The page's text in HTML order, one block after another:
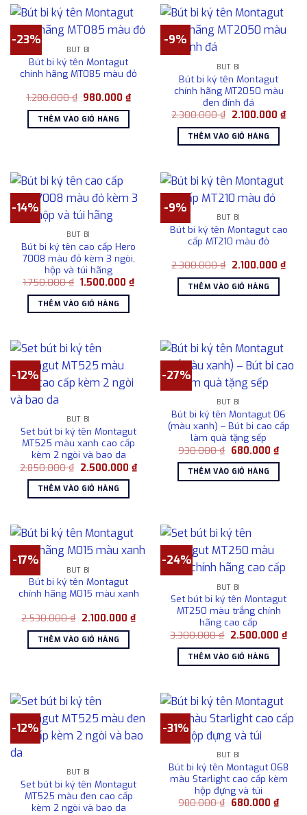
-23%
BÚT BI
Bút bi ký tên Montagut
chính hãng MT085 màu đỏ
1.280.000₫ Giá
là:
1.280.000 ₫.
980.000₫Giá
hiện
980.000 ₫.
THÊM VÀO GIỎ HÀNG
-9%
BÚT BI
Bút bi ký tên Montagut
chính hãng MT2050 màu
đen đính đá
2.300.000₫ Giá
là:
2.300.000 ₫.
2.100.000 ₫Giá
hiện
THÊM VÀO GIỎ HÀNG
-14%
BÚT BI
Bút bi ký tên cao cấp Hero
7008 màu đỏ kèm 3 ngòi,
hộp và túi hãng
1.750.000₫ Giá
là:
1.750.000 ₫.
1.500.000₫Giá
hiện
THÊM VÀO GIỎ HÀNG
-9%
BÚT BI
Bút bi ký tên Montagut cao
cấp MT210 màu đỏ
2.300.000₫ Giá
là:
2.300.000 ₫.
2.100.000 ₫Giá
hiện
THÊM VÀO GIỎ HÀNG
-12%
BÚT BI
Set bút bi ký tên Montagut
MT525 màu xanh cao cấp
kèm 2 ngòi và bao da
2.850.000₫ Giá
là:
2.850.000 ₫.
2.500.000 ₫Giá
hiện
THÊM VÀO GIỎ HÀNG
-27%
BÚT BI
Bút bi ký tên Montagut 06
(màu xanh) – Bút bi cao cấp
làm quà tặng sếp
930.000₫ Giá
là:
930.000 ₫.
680.000 ₫Giá
hiện
tại
THÊM VÀO GIỎ HÀNG
-17%
BÚT BI
Bút bi ký tên Montagut
chính hãng M015 màu xanh
2.530.000₫ Giá
là:
2.530.000 ₫.
2.100.000 ₫Giá
hiện
2.100.000 ₫.
THÊM VÀO GIỎ HÀNG
-24%
BÚT BI
Set bút bi ký tên Montagut
MT250 màu trắng chính
hãng cao cấp
3.300.000₫ Giá
là:
3.300.000 ₫.
2.500.000 ₫Giá
hiện
THÊM VÀO GIỎ HÀNG
-12%
BÚT BI
Set bút bi ký tên Montagut
MT525 màu đen cao cấp
kèm 2 ngòi và bao da
-31%
BÚT BI
Bút bi ký tên Montagut 068
màu Starlight cao cấp kèm
hộp đựng và túi
980.000₫ Giá
680.000 ₫Giá
hiện